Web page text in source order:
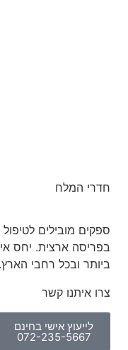
חדרי המלח
ספקים מובילים
בפריסה ארצית. יחס
ביותר ובכל רחבי הארץ.
צרו איתנו קשר
לייעוץ אישי בחינם
072-235-5667